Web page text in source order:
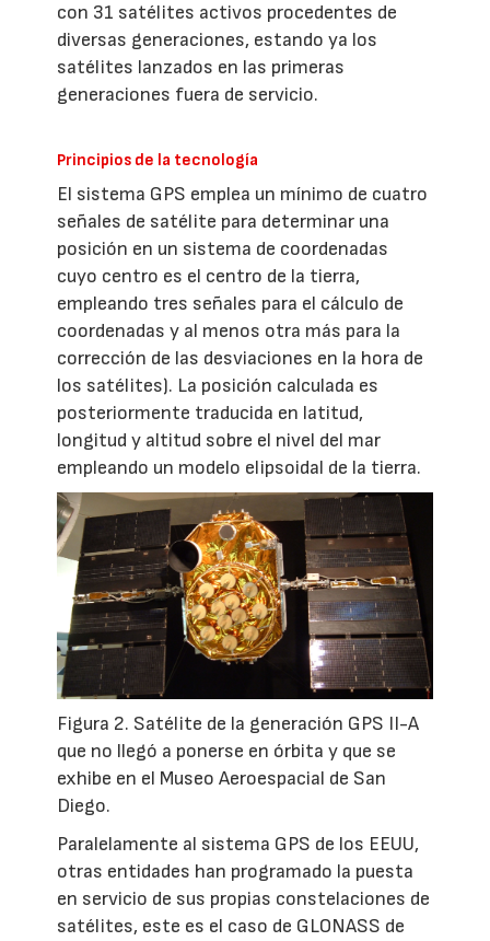
con 31 satélites activos procedentes de
diversas generaciones, estando ya los
satélites lanzados en las primeras
generaciones fuera de servicio.
Principios de la tecnología
El sistema GPS emplea un mínimo de cuatro
señales de satélite para determinar una
posición en un sistema de coordenadas
cuyo centro es el centro de la tierra,
empleando tres señales para el cálculo de
coordenadas y al menos otra más para la
corrección de las desviaciones en la hora de
los satélites). La posición calculada es
posteriormente traducida en latitud,
longitud y altitud sobre el nivel del mar
empleando un modelo elipsoidal de la tierra.
Figura 2. Satélite de la generación GPS II-A
que no llegó a ponerse en órbita y que se
exhibe en el Museo Aeroespacial de San
Diego.
Paralelamente al sistema GPS de los EEUU,
otras entidades han programado la puesta
en servicio de sus propias constelaciones de
satélites, este es el caso de GLONASS de